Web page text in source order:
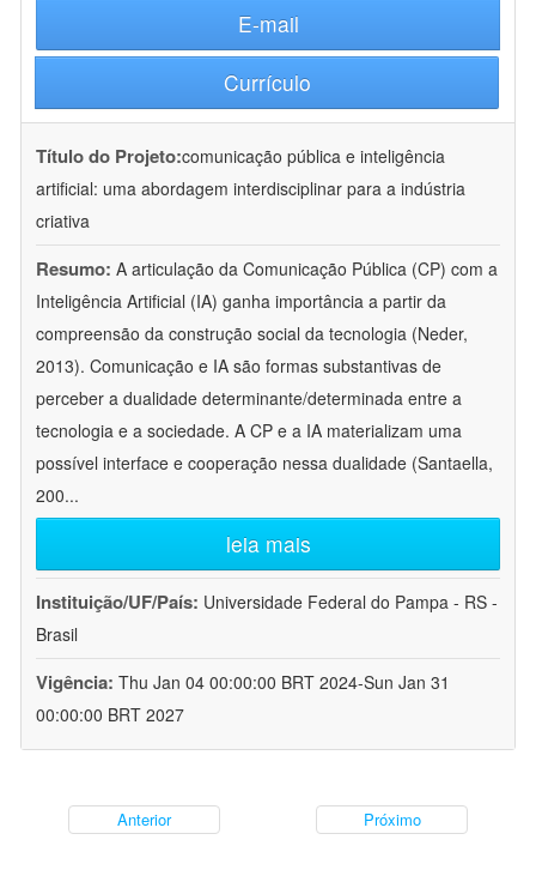
E-mail
Currículo
Título do Projeto:comunicação pública e inteligência
artificial: uma abordagem interdisciplinar para a indústria
criativa
Resumo: A articulação da Comunicação Pública (CP) com a
Inteligência Artificial (IA) ganha importância a partir da
compreensão da construção social da tecnologia (Neder,
2013). Comunicação e IA são formas substantivas de
perceber a dualidade determinante/determinada entre a
tecnologia e a sociedade. A CP e a IA materializam uma
possível interface e cooperação nessa dualidade (Santaella,
200...
leia mais
Instituição/UF/País: Universidade Federal do Pampa - RS -
Brasil
Vigência: Thu Jan 04 00:00:00 BRT 2024-Sun Jan 31
00:00:00 BRT 2027
Anterior Próximo